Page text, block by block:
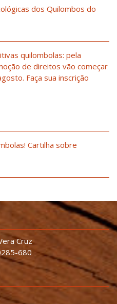
dos Quilombos do
quilombolas: pela
de direitos vão começar
Faça sua inscrição
Cartilha sobre
Cruz
680